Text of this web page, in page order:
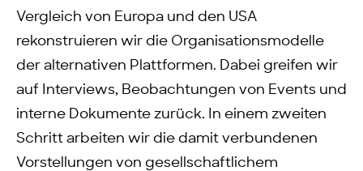
Vergleich von Europa und den USA
rekonstruieren wir die Organisationsmodelle
der alternativen Plattformen. Dabei greifen wir
auf Interviews, Beobachtungen von Events und
interne Dokumente zurück. In einem zweiten
Schritt arbeiten wir die damit verbundenen
Vorstellungen von gesellschaftlichem